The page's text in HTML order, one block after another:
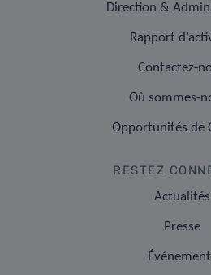
Direction &
Rapport
Contactez-
Où sommes-
Opportunités de
RESTEZ
Actualités
Presse